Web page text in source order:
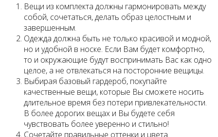
Вещи из комплекта должны гармонировать между
собой, сочетаться, делать образ целостным и
завершенным.
Одежда должна быть не только красивой и модной,
но и удобной в носке. Если Вам будет комфортно,
то и окружающие будут воспринимать Вас как одно
целое, а не отвлекаться на посторонние вещицы.
Выбирая базовый гардероб, покупайте
качественные вещи, которые Вы сможете носить
длительное время без потери привлекательности.
В более дорогих вещах и Вы будете себя
чувствовать более уверенно и стильно!
Сочетайте правильные оттенки и цвета.